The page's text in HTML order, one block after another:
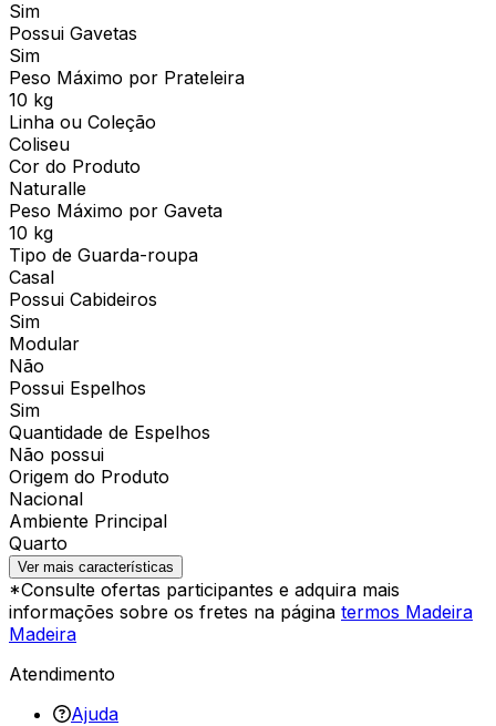
Sim
Possui Gavetas
Sim
Peso Máximo por Prateleira
10 kg
Linha ou Coleção
Coliseu
Cor do Produto
Naturalle
Peso Máximo por Gaveta
10 kg
Tipo de Guarda-roupa
Casal
Possui Cabideiros
Sim
Modular
Não
Possui Espelhos
Sim
Quantidade de Espelhos
Não possui
Origem do Produto
Nacional
Ambiente Principal
Quarto
Ver mais características
*Consulte ofertas participantes e adquira mais
informações sobre os fretes na página termos Madeira
Madeira
Atendimento
Ajuda